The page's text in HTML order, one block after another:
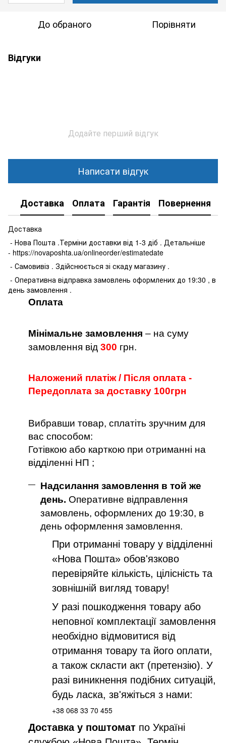
До обраного Порівняти
Відгуки
Додайте перший відгук
Написати відгук
Доставка Оплата Гарантія Повернення
Доставка
- Нова Пошта .Терміни доставки від 1-3 діб . Детальніше
- https://novaposhta.ua/onlineorder/estimatedate
- Самовивіз . Здійснюється зі скаду магазину .
- Оперативна відправка замовлень оформлених до 19:30 , в
день замовлення .
Оплата
Мінімальне замовлення – на суму
замовлення від 300 грн.
Наложений платіж / Після оплата -
Передоплата за доставку 100грн
Вибравши товар, сплатіть зручним для
вас способом:
Готівкою або карткою при отриманні на
відділенні НП ;
Надсилання замовлення в той же
день. Оперативне відправлення
замовлень, оформлених до 19:30, в
день оформлення замовлення.
При отриманні товару у відділенні
«Нова Пошта» обов'язково
перевіряйте кількість, цілісність та
зовнішній вигляд товару!
У разі пошкодження товару або
неповної комплектації замовлення
необхідно відмовитися від
отримання товару та його оплати,
а також скласти акт (претензію). У
разі виникнення подібних ситуацій,
будь ласка, зв'яжіться з нами:
+38 068 33 70 455
Доставка у поштомат по Україні